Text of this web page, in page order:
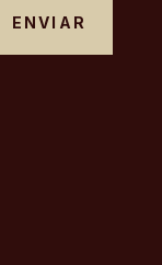
ENVIAR